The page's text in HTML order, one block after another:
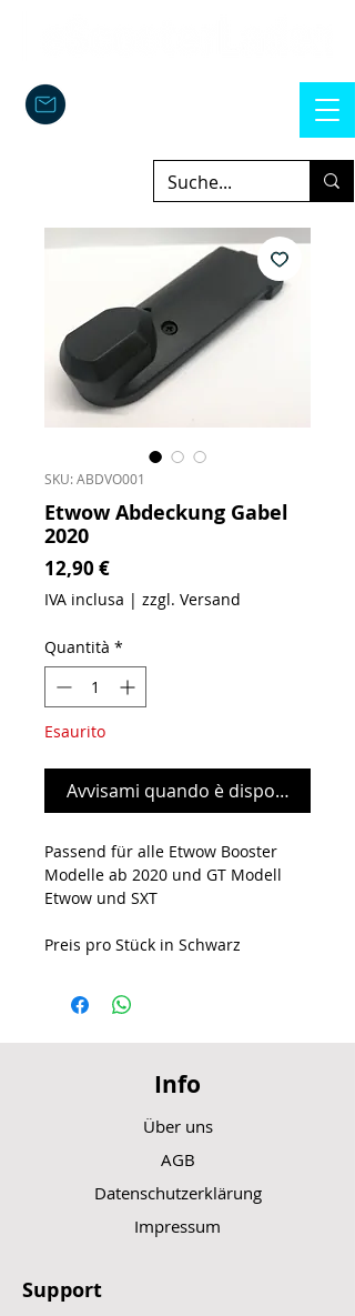
SKU: ABDVO001
Etwow Abdeckung Gabel
2020
12,90 €Prezzo
IVA inclusa | zzgl. Versand
Quantità *
Esaurito
Avvisami quando è disponibile
Passend für alle Etwow Booster
Modelle ab 2020 und GT Modell
Etwow und SXT
Preis pro Stück in Schwarz
Info
Über uns
AGB
Datenschutzerklärung
Impressum
Support